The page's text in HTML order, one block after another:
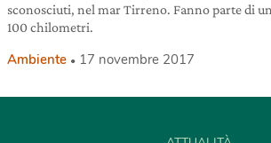
sconosciuti, nel mar Tirreno. Fanno parte di
100 chilometri.
Ambiente 17 novembre 2017